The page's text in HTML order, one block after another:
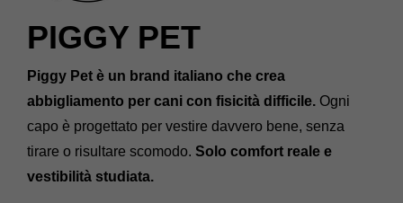
PIGGY PET
Piggy Pet è un brand italiano che crea
abbigliamento per cani con fisicità difficile. Ogni
capo è progettato per vestire davvero bene, senza
tirare o risultare scomodo. Solo comfort reale e
vestibilità studiata.